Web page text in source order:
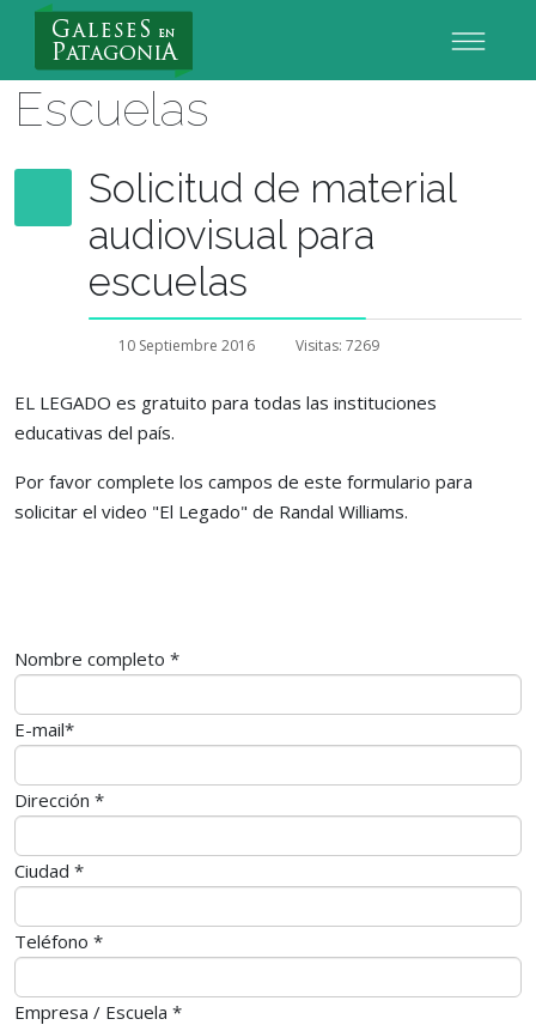
Nuevo Usuario
Escuelas
Solicitud de material
audiovisual para
escuelas
10 Septiembre 2016 Visitas: 7269
EL LEGADO es gratuito para todas las instituciones
educativas del país.
Por favor complete los campos de este formulario para
solicitar el video "El Legado" de Randal Williams.
Nombre completo *
E-mail*
Dirección *
Ciudad *
Teléfono *
Empresa / Escuela *